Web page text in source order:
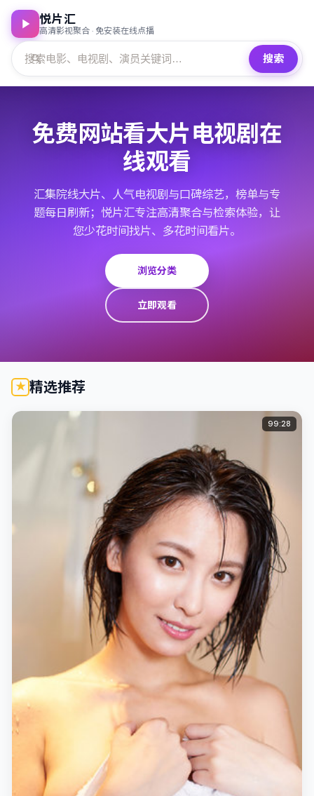
悦片汇
高清影视聚合 · 免安装在线点播
搜索
免费网站看大片电视剧在
线观看
汇集院线大片、人气电视剧与口碑综艺，榜单与专
题每日刷新；悦片汇专注高清聚合与检索体验，让
您少花时间找片、多花时间看片。
浏览分类
立即观看
精选推荐
99:28